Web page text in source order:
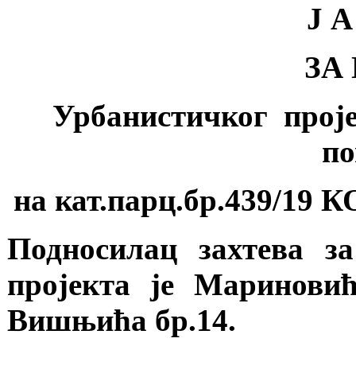
Ј
ЗА
Урбанистичког
на кат.парц.бр.439/19
Подносилац захтева
пројекта је
Вишњића бр.14.